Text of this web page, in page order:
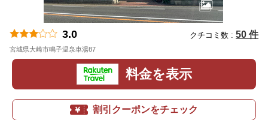
3.0 クチコミ数 : 50 件
宮城県大崎市鳴子温泉車湯87
料金を表示
割引クーポンをチェック